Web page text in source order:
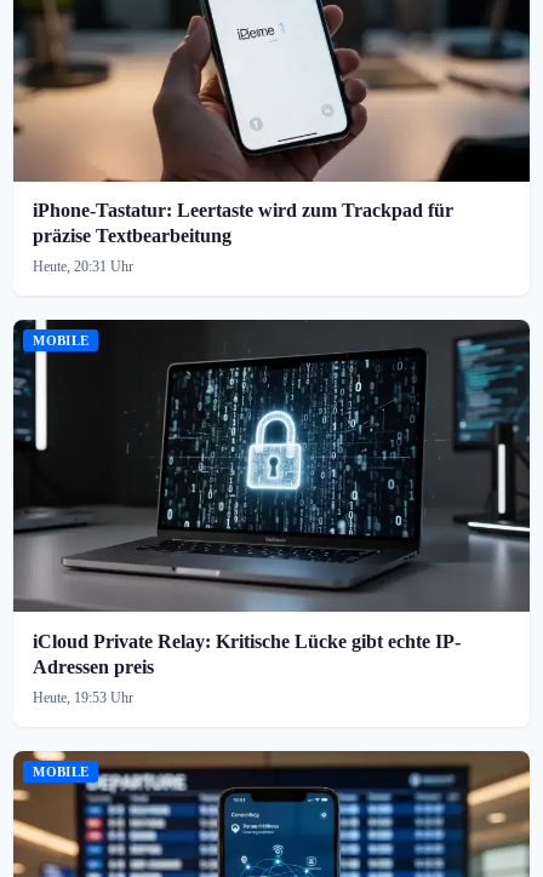
iPhone-Tastatur: Leertaste wird zum Trackpad für
präzise Textbearbeitung
Heute, 20:31 Uhr
MOBILE
iCloud Private Relay: Kritische Lücke gibt echte IP-
Adressen preis
Heute, 19:53 Uhr
MOBILE